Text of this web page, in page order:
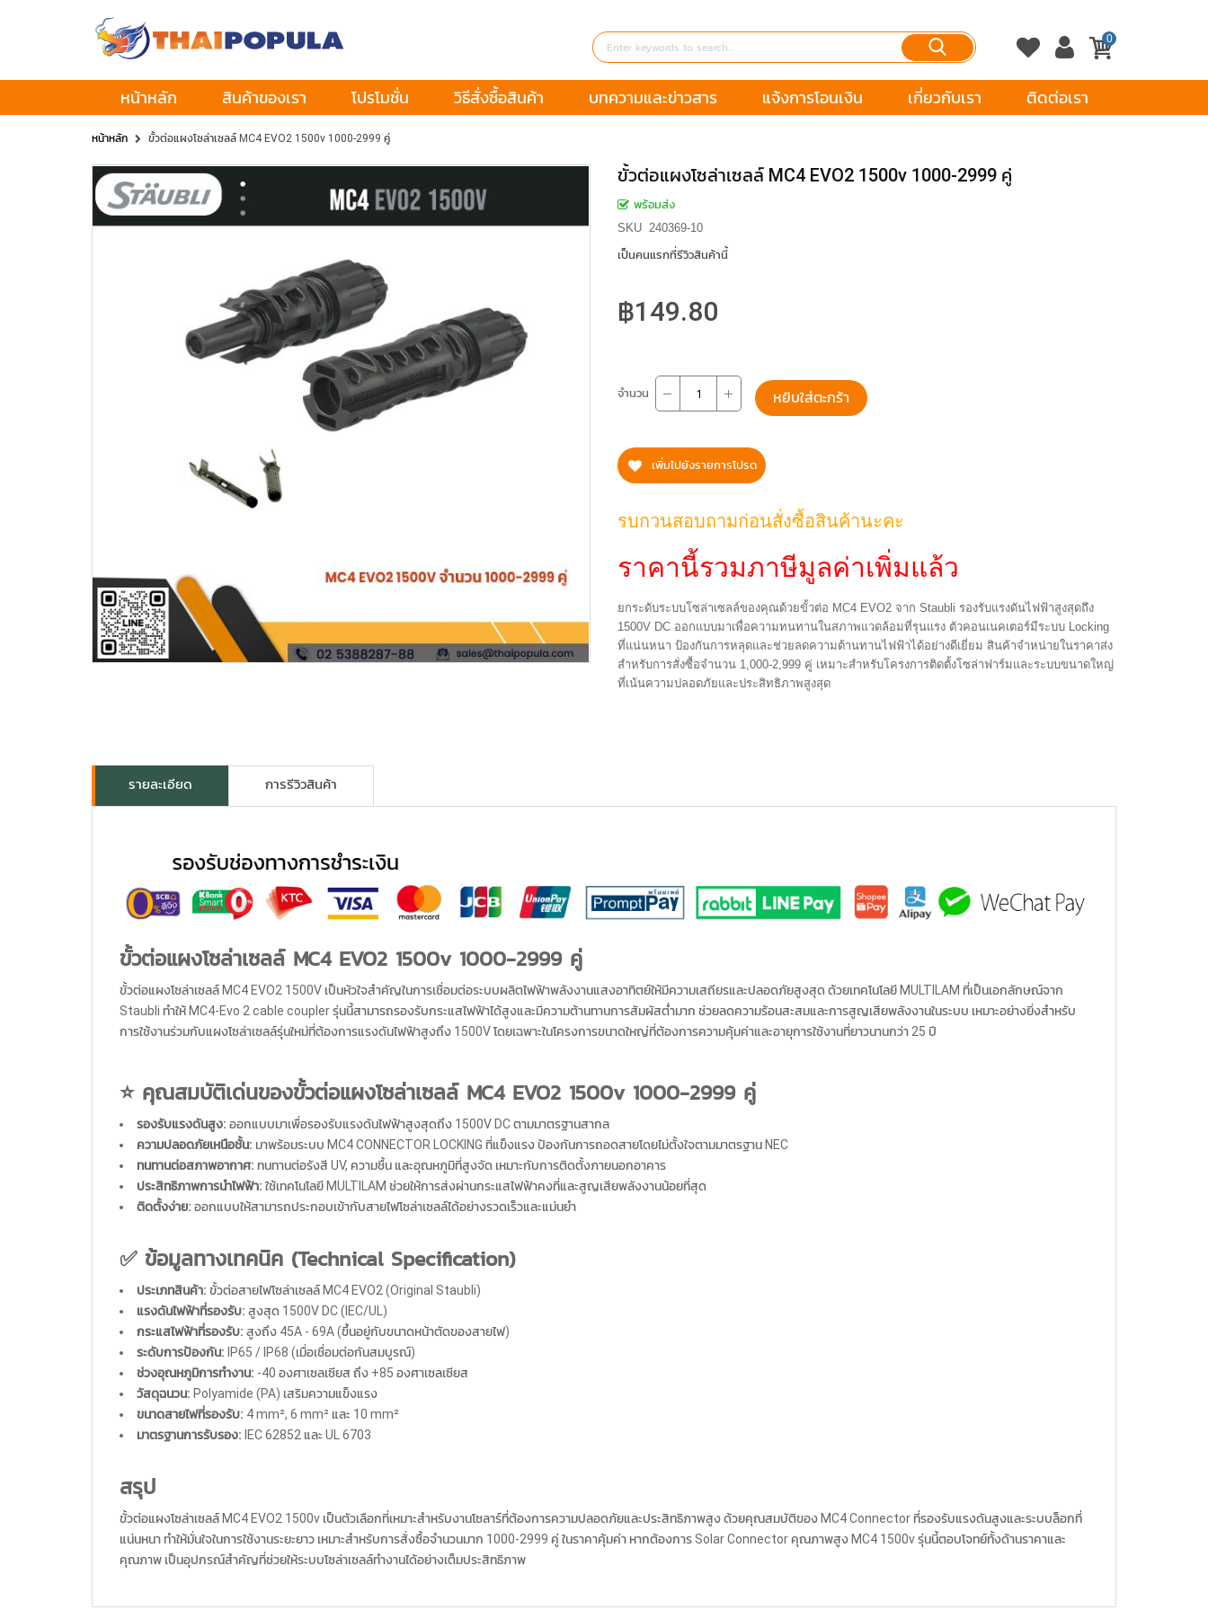
0
หน้าหลัก สินค้าของเรา โปรโมชั่น แจ้งการโอนเงิน เกี่ยวกับเรา ติดต่อเรา
วิธีสั่งซื้อสินค้า บทความและข่าวสาร
หน้าหลัก ขั้วต่อแผงโซล่าเซลล์ MC4 EVO2 1500v 1000-2999 คู่
ขั้วต่อแผงโซล่าเซลล์ MC4 EVO2 1500v 1000-2999 คู่
พร้อมส่ง
SKU 240369-10
เป็นคนแรกที่รีวิวสินค้านี้
฿149.80
จำนวน หยิบใส่ตะกร้า
เพิ่มไปยังรายการโปรด
รบกวนสอบถามก่อนสั่งซื้อสินค้านะคะ
ราคานี้รวมภาษีมูลค่าเพิ่มแล้ว
ยกระดับระบบโซล่าเซลล์ของคุณด้วยขั้วต่อ MC4 EVO2 จาก Staubli รองรับแรงดันไฟฟ้าสูงสุดถึง
1500V DC ออกแบบมาเพื่อความทนทานในสภาพแวดล้อมที่รุนแรง ตัวคอนเนคเตอร์มีระบบ Locking
ที่แน่นหนา ป้องกันการหลุดและช่วยลดความต้านทานไฟฟ้าได้อย่างดีเยี่ยม สินค้าจำหน่ายในราคาส่ง
สำหรับการสั่งซื้อจำนวน 1,000-2,999 คู่ เหมาะสำหรับโครงการติดตั้งโซล่าฟาร์มและระบบขนาดใหญ่
ที่เน้นความปลอดภัยและประสิทธิภาพสูงสุด
รายละเอียด การรีวิวสินค้า
ขั้วต่อแผงโซล่าเซลล์ MC4 EVO2 1500v 1000-2999 คู่
ขั้วต่อแผงโซล่าเซลล์ MC4 EVO2 1500V เป็นหัวใจสำคัญในการเชื่อมต่อระบบผลิตไฟฟ้าพลังงานแสงอาทิตย์ให้มีความเสถียรและปลอดภัยสูงสุด ด้วยเทคโนโลยี MULTILAM ที่เป็นเอกลักษณ์จาก
Staubli ทำให้ MC4-Evo 2 cable coupler รุ่นนี้สามารถรองรับกระแสไฟฟ้าได้สูงและมีความต้านทานการสัมผัสต่ำมาก ช่วยลดความร้อนสะสมและการสูญเสียพลังงานในระบบ เหมาะอย่างยิ่งสำหรับ
การใช้งานร่วมกับแผงโซล่าเซลล์รุ่นใหม่ที่ต้องการแรงดันไฟฟ้าสูงถึง 1500V โดยเฉพาะในโครงการขนาดใหญ่ที่ต้องการความคุ้มค่าและอายุการใช้งานที่ยาวนานกว่า 25 ปี
⭐ คุณสมบัติเด่นของขั้วต่อแผงโซล่าเซลล์ MC4 EVO2 1500v 1000-2999 คู่
รองรับแรงดันสูง: ออกแบบมาเพื่อรองรับแรงดันไฟฟ้าสูงสุดถึง 1500V DC ตามมาตรฐานสากล
ความปลอดภัยเหนือชั้น: มาพร้อมระบบ MC4 CONNECTOR LOCKING ที่แข็งแรง ป้องกันการถอดสายโดยไม่ตั้งใจตามมาตรฐาน NEC
ทนทานต่อสภาพอากาศ: ทนทานต่อรังสี UV, ความชื้น และอุณหภูมิที่สูงจัด เหมาะกับการติดตั้งภายนอกอาคาร
ประสิทธิภาพการนำไฟฟ้า: ใช้เทคโนโลยี MULTILAM ช่วยให้การส่งผ่านกระแสไฟฟ้าคงที่และสูญเสียพลังงานน้อยที่สุด
ติดตั้งง่าย: ออกแบบให้สามารถประกอบเข้ากับสายไฟโซล่าเซลล์ได้อย่างรวดเร็วและแม่นยำ
✅ ข้อมูลทางเทคนิค (Technical Specification)
ประเภทสินค้า: ขั้วต่อสายไฟโซล่าเซลล์ MC4 EVO2 (Original Staubli)
แรงดันไฟฟ้าที่รองรับ: สูงสุด 1500V DC (IEC/UL)
กระแสไฟฟ้าที่รองรับ: สูงถึง 45A - 69A (ขึ้นอยู่กับขนาดหน้าตัดของสายไฟ)
ระดับการป้องกัน: IP65 / IP68 (เมื่อเชื่อมต่อกันสมบูรณ์)
ช่วงอุณหภูมิการทำงาน: -40 องศาเซลเซียส ถึง +85 องศาเซลเซียส
วัสดุฉนวน: Polyamide (PA) เสริมความแข็งแรง
ขนาดสายไฟที่รองรับ: 4 mm², 6 mm² และ 10 mm²
มาตรฐานการรับรอง: IEC 62852 และ UL 6703
สรุป
ขั้วต่อแผงโซล่าเซลล์ MC4 EVO2 1500v เป็นตัวเลือกที่เหมาะสำหรับงานโซลาร์ที่ต้องการความปลอดภัยและประสิทธิภาพสูง ด้วยคุณสมบัติของ MC4 Connector ที่รองรับแรงดันสูงและระบบล็อกที่
แน่นหนา ทำให้มั่นใจในการใช้งานระยะยาว เหมาะสำหรับการสั่งซื้อจำนวนมาก 1000-2999 คู่ ในราคาคุ้มค่า หากต้องการ Solar Connector คุณภาพสูง MC4 1500v รุ่นนี้ตอบโจทย์ทั้งด้านราคาและ
คุณภาพ เป็นอุปกรณ์สำคัญที่ช่วยให้ระบบโซล่าเซลล์ทำงานได้อย่างเต็มประสิทธิภาพ